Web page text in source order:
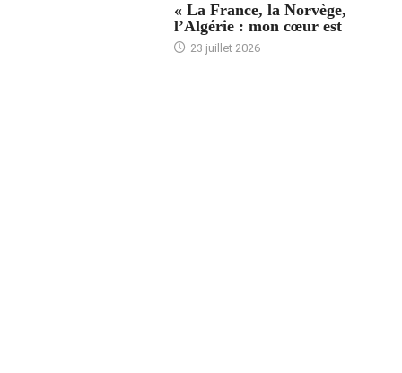
« La France, la Norvège,
l’Algérie : mon cœur est
23 juillet 2026